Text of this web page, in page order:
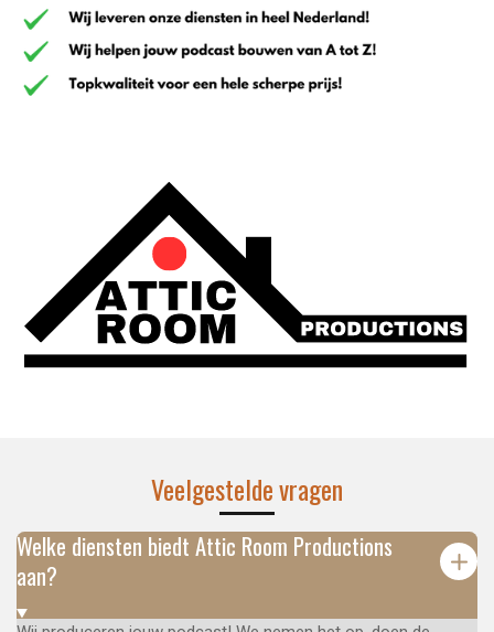
Veelgestelde vragen
Welke diensten biedt Attic Room Productions
aan?